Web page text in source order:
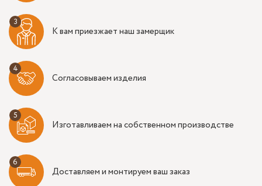
К вам приезжает наш замерщик
Согласовываем изделия
Изготавливаем на собственном производстве
Доставляем и монтируем ваш заказ